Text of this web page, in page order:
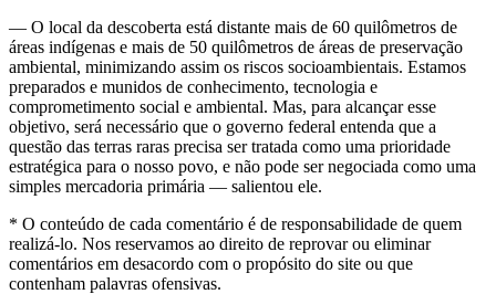
— O local da descoberta está distante mais de 60 quilômetros de
áreas indígenas e mais de 50 quilômetros de áreas de preservação
ambiental, minimizando assim os riscos socioambientais. Estamos
preparados e munidos de conhecimento, tecnologia e
comprometimento social e ambiental. Mas, para alcançar esse
objetivo, será necessário que o governo federal entenda que a
questão das terras raras precisa ser tratada como uma prioridade
estratégica para o nosso povo, e não pode ser negociada como uma
simples mercadoria primária — salientou ele.
* O conteúdo de cada comentário é de responsabilidade de quem
realizá-lo. Nos reservamos ao direito de reprovar ou eliminar
comentários em desacordo com o propósito do site ou que
contenham palavras ofensivas.